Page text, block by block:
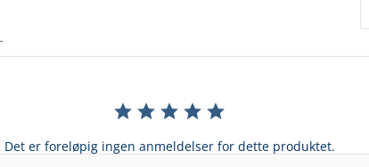
Det er foreløpig ingen anmeldelser for dette produktet.